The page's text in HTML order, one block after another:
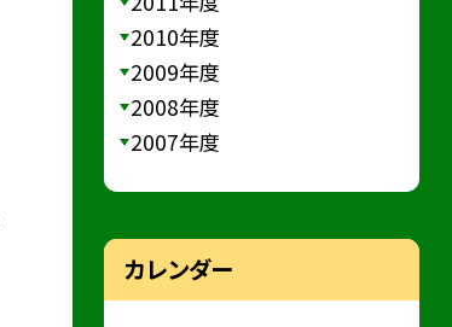
2010年度
2009年度
2008年度
2007年度
カレンダー